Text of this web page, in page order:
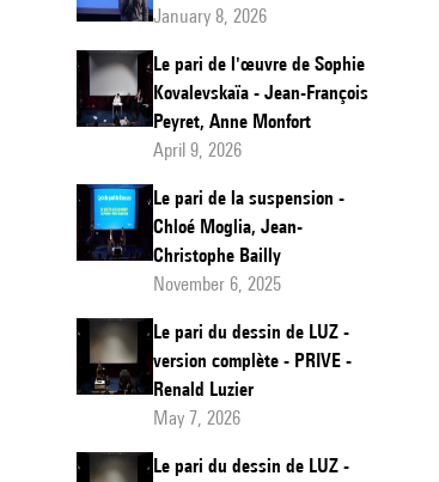
January 8, 2026
Le pari de l'œuvre de Sophie
Kovalevskaïa - Jean-François
Peyret, Anne Monfort
April 9, 2026
Le pari de la suspension -
Chloé Moglia, Jean-
Christophe Bailly
November 6, 2025
Le pari du dessin de LUZ -
version complète - PRIVE -
Renald Luzier
May 7, 2026
Le pari du dessin de LUZ -